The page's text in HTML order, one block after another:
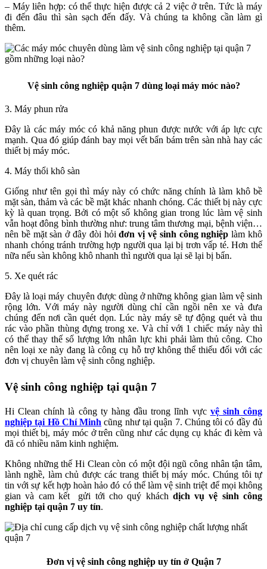
– Máy liên hợp: có thể thực hiện được cả 2 việc ở trên. Tức là máy
đi đến đâu thì sàn sạch đến đấy. Và chúng ta không cần làm gì
thêm.
Vệ sinh công nghiệp quận 7 dùng loại máy móc nào?
3. Máy phun rửa
Đây là các máy móc có khả năng phun được nước với áp lực cực
mạnh. Qua đó giúp đánh bay mọi vết bẩn bám trên sàn nhà hay các
thiết bị máy móc.
4. Máy thổi khô sàn
Giống như tên gọi thì máy này có chức năng chính là làm khô bề
mặt sàn, thảm và các bề mặt khác nhanh chóng. Các thiết bị này cực
kỳ là quan trọng. Bởi có một số không gian trong lúc làm vệ sinh
vẫn hoạt đông bình thường như: trung tâm thương mại, bệnh viện…
nên bề mặt sàn ở đây đòi hỏiđơn vị vệ sinh công nghiệp làm khô
nhanh chóng tránh trường hợp người qua lại bị trơn vấp té. Hơn thế
nữa nếu sàn không khô nhanh thì người qua lại sẽ lại bị bẩn.
5. Xe quét rác
Đây là loại máy chuyên được dùng ở những không gian làm vệ sinh
rộng lớn. Với máy này người dùng chỉ cần ngồi nên xe và đưa
chúng đến nơi cần quét dọn. Lúc này máy sẽ tự động quét và thu
rác vào phần thùng đựng trong xe. Và chỉ với 1 chiếc máy này thì
có thể thay thế số lượng lớn nhân lực khi phải làm thủ công. Cho
nên loại xe này đang là công cụ hỗ trợ không thể thiếu đối với các
đơn vị chuyên làm vệ sinh công nghiệp.
Vệ sinh công nghiệp tại quận 7
Hi Clean chính là công ty hàng đầu trong lĩnh vực vệ sinh công
nghiệp tại Hồ Chí Minh cũng như tại quận 7. Chúng tôi có đầy đủ
mọi thiết bị, máy móc ở trên cũng như các dụng cụ khác đi kèm và
đã có nhiều năm kinh nghiệm.
Không những thế Hi Clean còn có một đội ngũ công nhân tận tâm,
lành nghề, làm chủ được các trang thiết bị máy móc. Chúng tôi tự
tin với sự kết hợp hoàn hảo đó có thể làm vệ sinh triệt để mọi không
gian và cam kết gửi tới cho quý khách dịch vụ vệ sinh công
nghiệp tại quận 7 uy tín.
Đơn vị vệ sinh công nghiệp uy tín ở Quận 7